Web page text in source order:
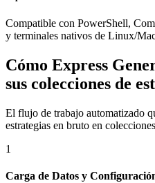
Compatible con PowerShell,
y terminales nativos de Linux/
Cómo Express
sus colecciones de
El flujo de trabajo automatizado
estrategias en bruto en
1
Carga de Datos y